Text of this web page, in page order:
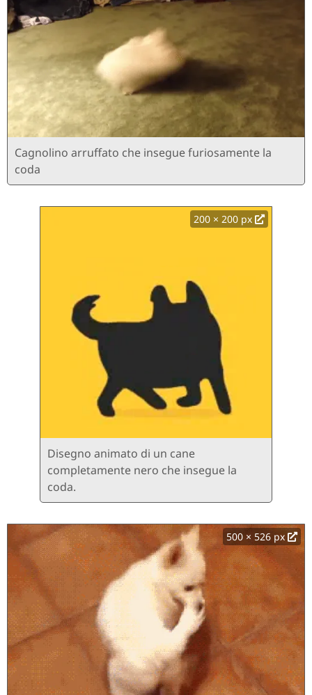
Cagnolino arruffato che insegue furiosamente la
coda
200 × 200 px
Disegno animato di un cane
completamente nero che insegue la
coda.
500 × 526 px